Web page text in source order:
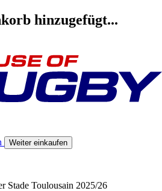
hinzugefügt...
Weiter einkaufen
Stade Toulousain 2025/26